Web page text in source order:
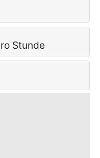
Stunde